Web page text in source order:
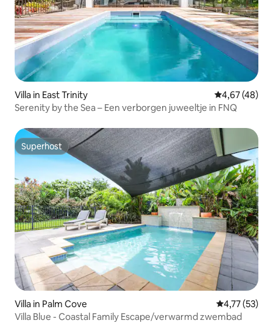
Villa in East Trinity Gemiddelde
4,67 (48)
Serenity by the Sea – Een verborgen juweeltje in FNQ
Superhost
Superhost
Villa in Palm Cove Gemiddelde
4,77 (53)
Villa Blue - Coastal Family Escape/verwarmd zwembad